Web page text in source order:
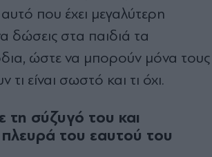
που έχει μεγαλύτερη
δώσεις στα παιδιά τα
ώστε να μπορούν μόνα τους
τι είναι σωστό και τι όχι.
τη σύζυγό του και
του εαυτού του